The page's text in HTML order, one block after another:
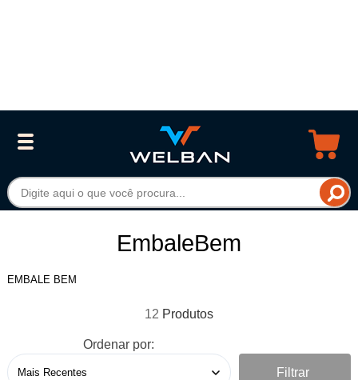
EmbaleBem
EMBALE BEM
12
Ordenar por:
Filtrar